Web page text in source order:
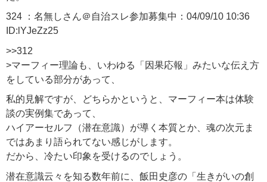
324 ：名無しさん＠自治スレ参加募集中：04/09/10 10:36
ID:lYJeZz25
>>312
>マーフィー理論も、いわゆる「因果応報」みたいな伝え方
をしている部分があって、
私的見解ですが、どちらかというと、マーフィー本は体験
談の実例集であって、
ハイアーセルフ（潜在意識）が導く本質とか、魂の次元ま
ではあまり語られてない感じがします。
だから、冷たい印象を受けるのでしょう。
潜在意識云々を知る数年前に、飯田史彦の「生きがいの創